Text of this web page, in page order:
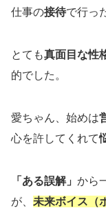
仕事の接待で行っ
とても真面目な性
的でした。
愛ちゃん、始めは
心を許してくれて
「ある誤解」 から
が、 未来ボイス（